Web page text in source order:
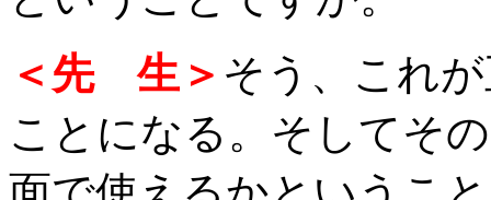
＜先 生＞ そう、これ
ことになる。そしてそ